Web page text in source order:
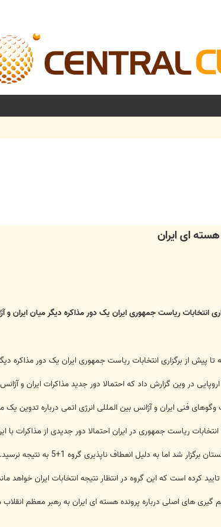
انتخابات ریاست جمهوری ایران یک دور مذاکره دیگر میان ایران و
پیش از برگزاری انتخابات ریاست جمهوری ایران یک دور مذاکره
و آژانس بین المللی انرژی اتمی درباره تدوین یک مدالیته جدید از نوامبر
گیری های اصلی درباره پرونده هسته ای ایران به رهبر معظم